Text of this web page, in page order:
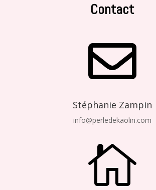
Contact

Stéphanie Zampin
info@perledekaolin.com
